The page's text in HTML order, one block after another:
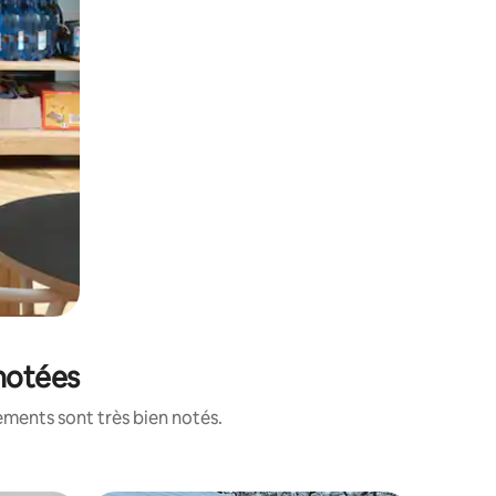
sont très bien notés.